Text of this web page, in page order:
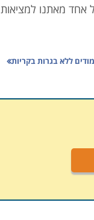
אחד מאתנו למציאות
על אישיות הכותב,
בסביבתו, כמו
לארגון ובנוסף
או מתקדמים בהתאם
ללא בגרות בקריות